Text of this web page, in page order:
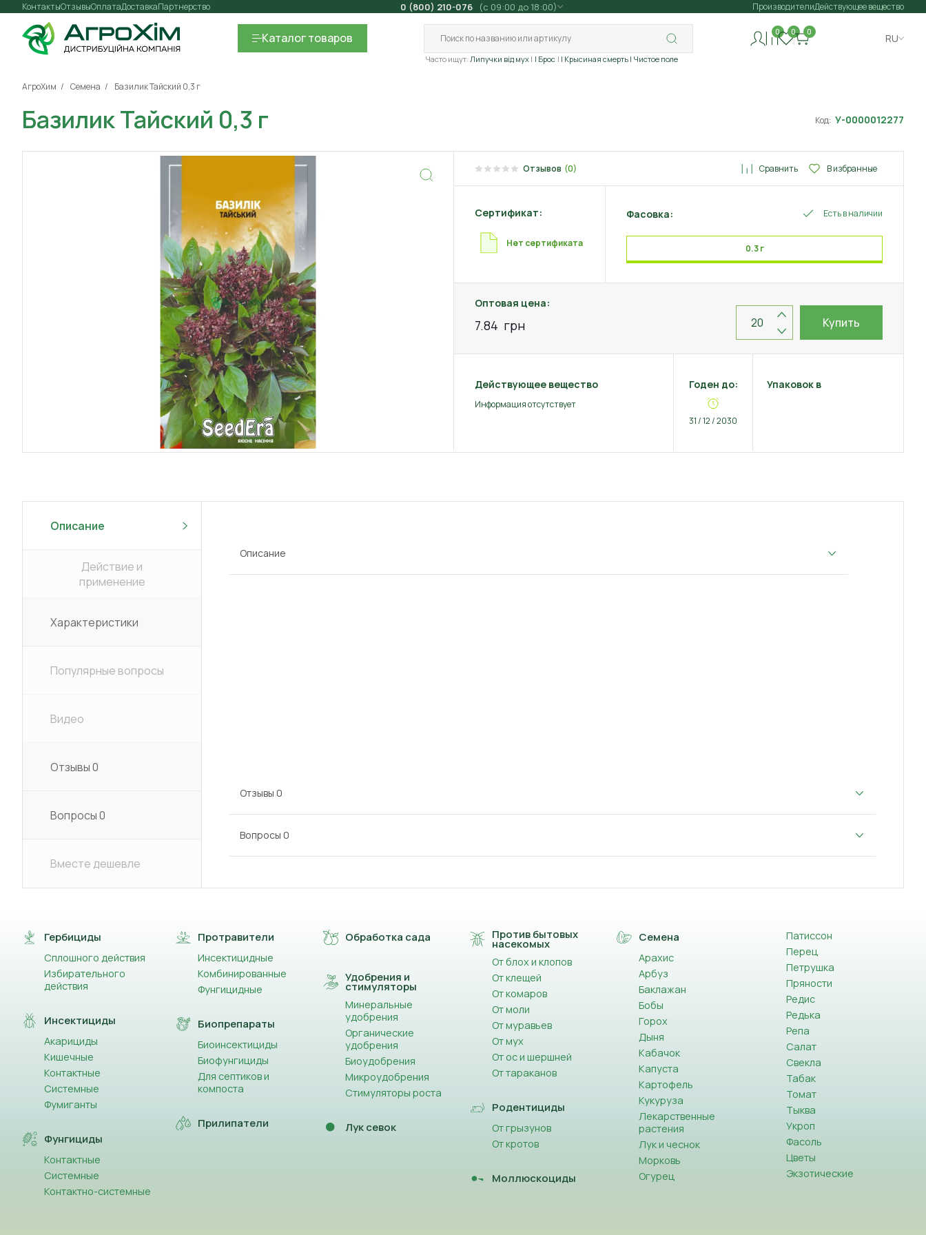
Контакты Оплата
Отзывы ДоставкаПартнерство 0 (800) 210-076 (с 09:00 до 18:00) ПроизводителиДействующее вещество
Каталогтоваров
Часто ищут: Липучки від мух | Брос | Крысиная смерть | Чистое поле
0 0 0
RU
АгроХим Семена Базилик Тайский 0,3 г
Базилик Тайский 0,3 г Код: У-0000012277
Отзывов (0) Сравнить В избранные
Сертификат:
Нет сертификата
Фасовка: Есть в наличии
0.3 г
Оптовая цена:
7.84 грн Купить
Действующее вещество
Информация отсутствует
Годен до:
31 / 12 / 2030
Упаковок в
Описание
Действие и
применение
Характеристики
Популярные вопросы
Видео
Отзывы0
Вопросы0
Вместе дешевле
Описание
Отзывы 0
Вопросы 0
Гербициды
Сплошного действия
Избирательного
действия
Инсектициды
Акарициды
Кишечные
Контактные
Системные
Фумиганты
Фунгициды
Контактные
Системные
Контактно-системные
Протравители
Инсектицидные
Комбинированные
Фунгицидные
Биопрепараты
Биоинсектициды
Биофунгициды
Для септиков и
компоста
Прилипатели
Обработка сада
Удобрения и
стимуляторы
Минеральные
удобрения
Органические
удобрения
Биоудобрения
Микроудобрения
Стимуляторы роста
Лук севок
Против бытовых
насекомых
От блох и клопов
От клещей
От комаров
От моли
От муравьев
От мух
От ос и шершней
От тараканов
Родентициды
От грызунов
От кротов
Моллюскоциды
Семена
Арахис
Арбуз
Баклажан
Бобы
Горох
Дыня
Кабачок
Капуста
Картофель
Кукуруза
Лекарственные
растения
Лук и чеснок
Морковь
Огурец
Патиссон
Перец
Петрушка
Пряности
Редис
Редька
Репа
Салат
Свекла
Табак
Томат
Тыква
Укроп
Фасоль
Цветы
Экзотические